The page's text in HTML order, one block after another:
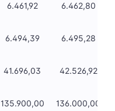
6.461,92 6.462,80
6.494,39 6.495,28
41.696,03 42.526,92
135.900,00 136.000,00